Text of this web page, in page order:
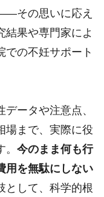
その思いに応え
結果や専門家によ
での不妊サポート
ータや注意点、
場まで、実際に役
今のまま何も行
用を無駄にしない
として、科学的根